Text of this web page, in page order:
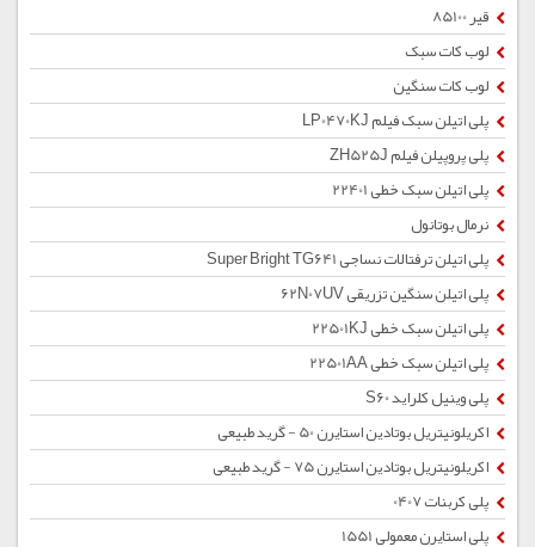
قیر 85100
لوب کات سبک
لوب کات سنگین
پلی اتیلن سبک فیلم LP0470KJ
پلی پروپیلن فیلم ZH525J
پلی اتیلن سبک خطی 22401
نرمال بوتانول
پلی اتیلن ترفتالات نساجی Super Bright TG641
پلی اتیلن سنگین تزریقی 62N07UV
پلی اتیلن سبک خطی 22501KJ
پلی اتیلن سبک خطی 22501AA
پلی وینیل کلراید S60
اکریلونیتریل بوتادین استایرن 50 - گرید طبیعی
اکریلونیتریل بوتادین استایرن 75 - گرید طبیعی
پلی کربنات 0407
پلی استایرن معمولی 1551